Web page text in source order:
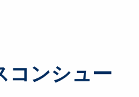
コンシュー